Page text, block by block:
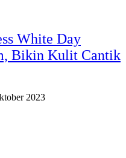
White Day
Bikin Kulit Cantik
2023